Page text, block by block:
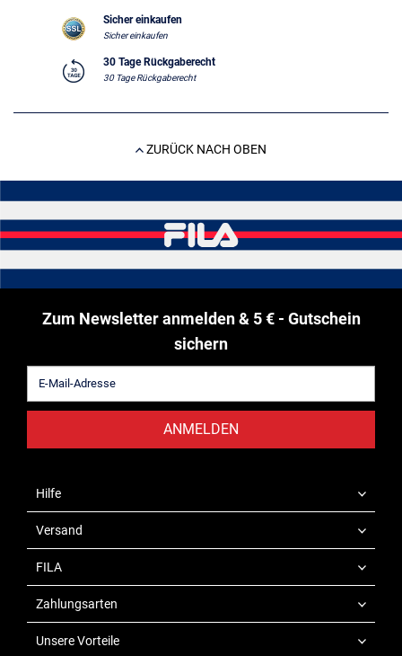
Sicher einkaufen
Sicher einkaufen
30 Tage Rückgaberecht
30 Tage Rückgaberecht
ZURÜCK NACH OBEN
Zum Newsletter anmelden & 5 € - Gutschein
sichern
ANMELDEN
Hilfe
Versand
FILA
Zahlungsarten
Unsere Vorteile